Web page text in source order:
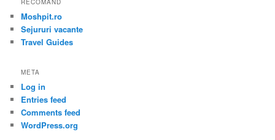
Moshpit.ro
Sejururi vacante
Travel Guides
META
Log in
Entries feed
Comments feed
WordPress.org